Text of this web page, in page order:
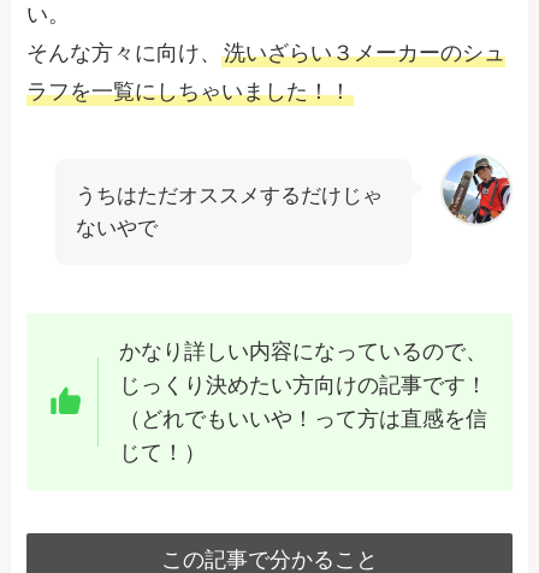
い。
そんな方々に向け、洗いざらい３メーカーのシュ
ラフを一覧にしちゃいました！！
うちはただオススメするだけじゃ
ないやで
かなり詳しい内容になっているので、
じっくり決めたい方向けの記事です！
（どれでもいいや！って方は直感を信
じて！）
この記事で分かること